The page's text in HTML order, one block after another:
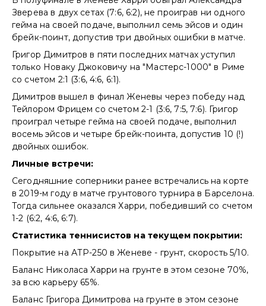
Зверева в двух сетах (7:6, 6:2), не проиграв ни одного
гейма на своей подаче, выполнил семь эйсов и один
брейк-поинт, допустив три двойных ошибки в матче.
Григор Димитров в пяти последних матчах уступил
только Новаку Джоковичу на "Мастерс-1000" в Риме
со счетом 2:1 (3:6, 4:6, 6:1).
Димитров вышел в финал Женевы через победу над
Тейлором Фрицем со счетом 2-1 (3:6, 7:5, 7:6). Григор
проиграл четыре гейма на своей подаче, выполнил
восемь эйсов и четыре брейк-поинта, допустив 10 (!)
двойных ошибок.
Личные встречи:
Сегодняшние соперники ранее встречались на корте
в 2019-м году в матче грунтового турнира в Барселона.
Тогда сильнее оказался Харри, победивший со счетом
1-2 (6:2, 4:6, 6:7).
Статистика теннисистов на текущем покрытии:
Покрытие на АТР-250 в Женеве - грунт, скорость 5/10.
Баланс Николаса Харри на грунте в этом сезоне 70%,
за всю карьеру 65%.
Баланс Григора Димитрова на грунте в этом сезоне